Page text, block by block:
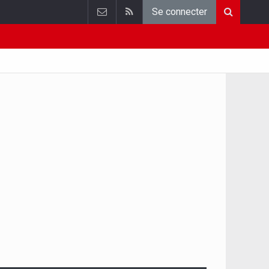
Se connecter